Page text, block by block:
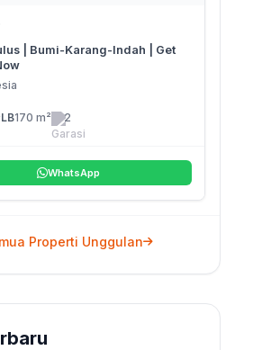
| Bumi-Karang-Indah | Get
LB170 m² 2
WhatsApp
Properti Unggulan